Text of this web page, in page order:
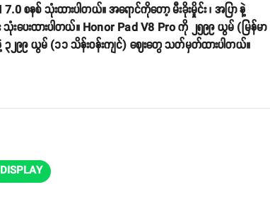
စနစ် သုံးထားပါတယ်။ အရောင်ကိုတော့ မီးခိုးမှိုင်း ၊ အပြာ နဲ့
းပေးထားပါတယ်။ Honor Pad V8 Pro ကို ၂၅၉၉ ယွမ် (မြန်မာ
နဲ့ ၃၂၉၉ ယွမ် (၁၁ သိန်းဝန်းကျင်) ဈေးတွေ သတ်မှတ်ထားပါတယ်။